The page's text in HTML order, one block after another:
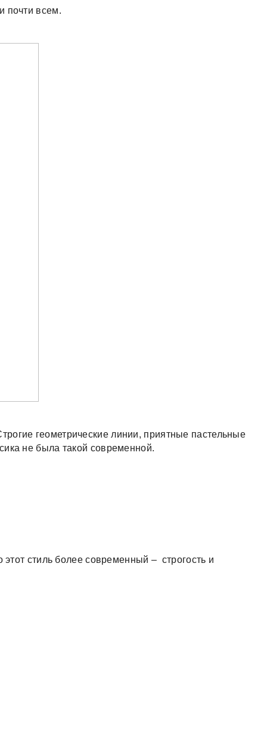
почти всем.
геометрические линии, приятные пастельные
не была такой современной.
этот стиль более современный – строгость и